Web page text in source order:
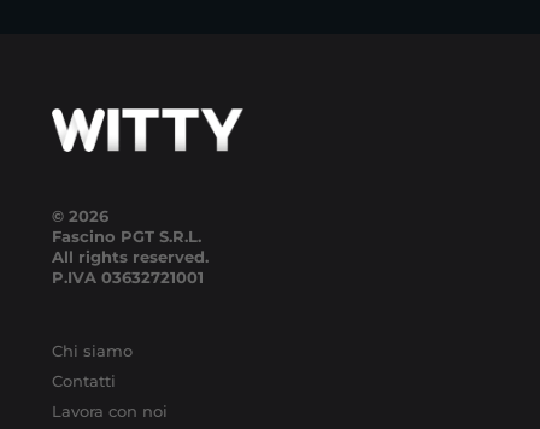
© 2026
Fascino PGT S.R.L.
All rights reserved.
P.IVA 03632721001
Chi siamo
Contatti
Lavora con noi